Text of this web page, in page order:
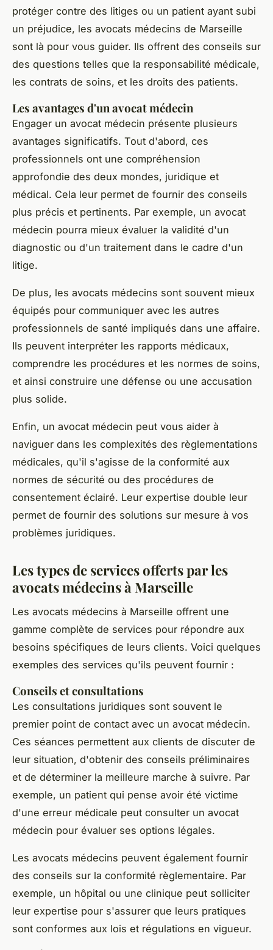
protéger contre des litiges ou un patient ayant subi
un préjudice, les avocats médecins de Marseille
sont là pour vous guider. Ils offrent des conseils sur
des questions telles que la responsabilité médicale,
les contrats de soins, et les droits des patients.
Les avantages d'un avocat médecin
Engager un avocat médecin présente plusieurs
avantages significatifs. Tout d'abord, ces
professionnels ont une compréhension
approfondie des deux mondes, juridique et
médical. Cela leur permet de fournir des conseils
plus précis et pertinents. Par exemple, un avocat
médecin pourra mieux évaluer la validité d'un
diagnostic ou d'un traitement dans le cadre d'un
litige.
De plus, les avocats médecins sont souvent mieux
équipés pour communiquer avec les autres
professionnels de santé impliqués dans une affaire.
Ils peuvent interpréter les rapports médicaux,
comprendre les procédures et les normes de soins,
et ainsi construire une défense ou une accusation
plus solide.
Enfin, un avocat médecin peut vous aider à
naviguer dans les complexités des règlementations
médicales, qu'il s'agisse de la conformité aux
normes de sécurité ou des procédures de
consentement éclairé. Leur expertise double leur
permet de fournir des solutions sur mesure à vos
problèmes juridiques.
Les types de services offerts par les
avocats médecins à Marseille
Les avocats médecins à Marseille offrent une
gamme complète de services pour répondre aux
besoins spécifiques de leurs clients. Voici quelques
exemples des services qu'ils peuvent fournir :
Conseils et consultations
Les consultations juridiques sont souvent le
premier point de contact avec un avocat médecin.
Ces séances permettent aux clients de discuter de
leur situation, d'obtenir des conseils préliminaires
et de déterminer la meilleure marche à suivre. Par
exemple, un patient qui pense avoir été victime
d'une erreur médicale peut consulter un avocat
médecin pour évaluer ses options légales.
Les avocats médecins peuvent également fournir
des conseils sur la conformité règlementaire. Par
exemple, un hôpital ou une clinique peut solliciter
leur expertise pour s'assurer que leurs pratiques
sont conformes aux lois et régulations en vigueur.